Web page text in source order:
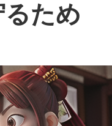
ため